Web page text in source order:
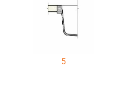
5